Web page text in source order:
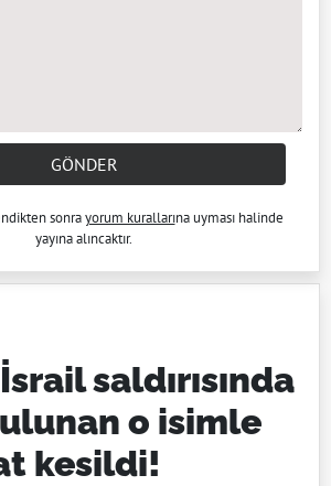
GÖNDER
sonrayorum kurallarına uyması halinde
yayına alıncaktır.
saldırısında
o isimle
kesildi!